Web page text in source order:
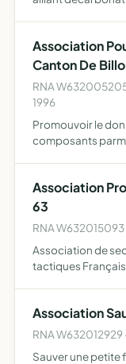
Association
Canton De
RNA
1996
Promouvoir le
composants
Association
63
RNA W632015093
Association de
tactiques
Association
RNA W632012929
Sauver une petite